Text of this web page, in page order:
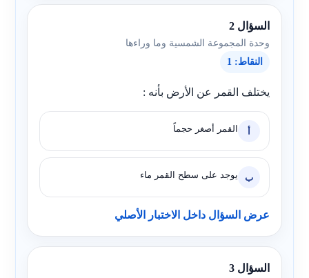
السؤال 2
وحدة المجموعة الشمسية وما وراءها
النقاط: 1
يختلف القمر عن الأرض بأنه :
أ القمر أصغر حجماً
ب يوجد على سطح القمر ماء
عرض السؤال داخل الاختبار الأصلي
السؤال 3